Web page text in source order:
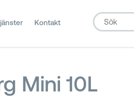
Kontakt
Mini 10L